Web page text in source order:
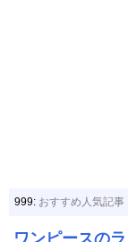
999: おすすめ人気記事
ワンピースの